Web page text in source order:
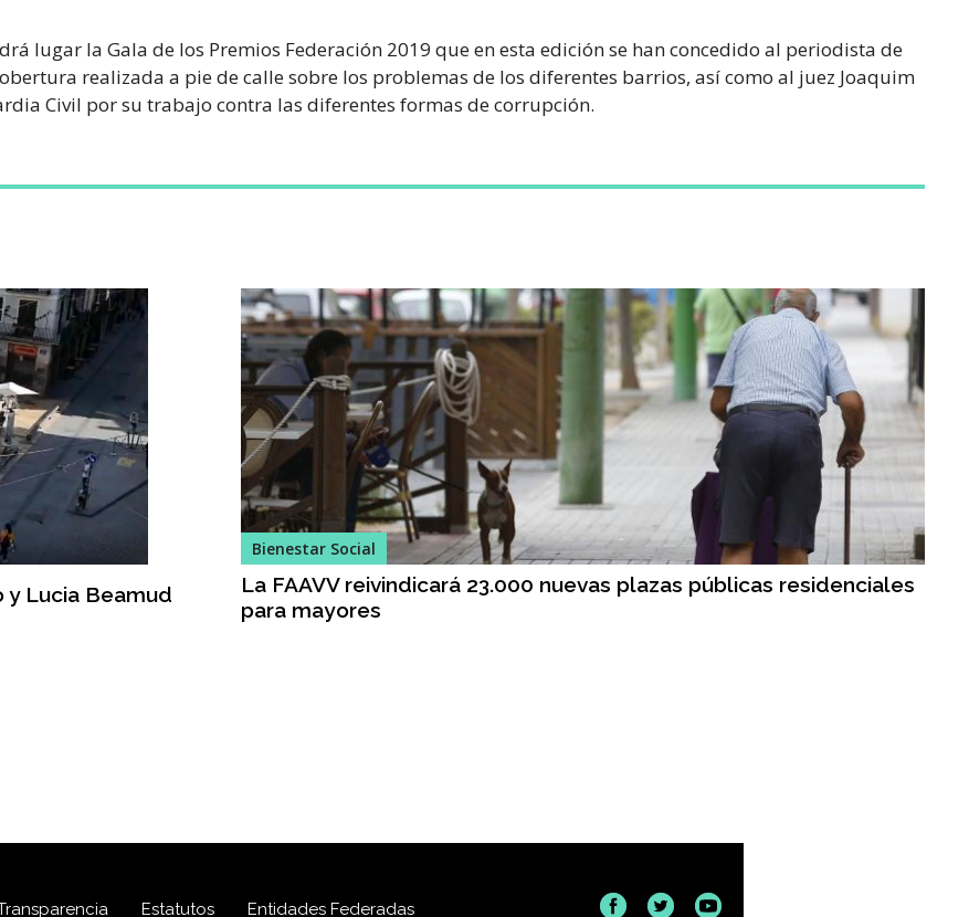
lugar la Gala de los Premios Federación 2019 que en esta edición se han concedido al periodista de
realizada a pie de calle sobre los problemas de los diferentes barrios, así como al juez Joaquim
Civil por su trabajo contra las diferentes formas de corrupción.
y Lucia Beamud
Bienestar Social
La FAAVV reivindicará 23.000 nuevas plazas públicas residenciales
para mayores
Estatutos Entidades Federadas